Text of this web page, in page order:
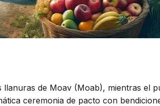
de Moav (Moab), mientras el
ceremonia de pacto con